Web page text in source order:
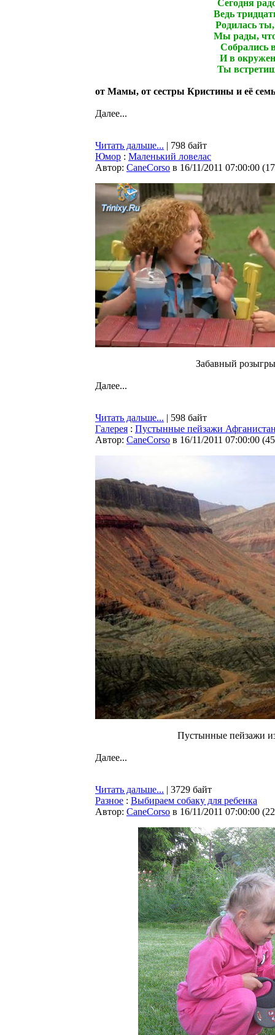
Сегодня
Ведь
Родилась
Мы рады, что
Собрались
И в
Ты
от Мамы, от сестры Кристины и её
Далее...
Читать дальше... | 798 байт
Юмор : Маленький ловелас
Автор: CaneCorso в 16/11/2011 07:00:00 (
Забавный
Далее...
Читать дальше... | 598 байт
Галерея : Пустынные пейзажи
Автор: CaneCorso в 16/11/2011 07:00:00 (
Пустынные пейзажи
Далее...
Читать дальше... | 3729 байт
Разное : Выбираем собаку для ребенка
Автор: CaneCorso в 16/11/2011 07:00:00 (